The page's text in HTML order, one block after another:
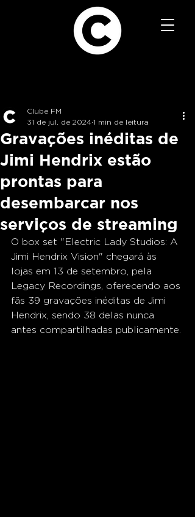
Gravações inéditas de
Jimi Hendrix estão
prontas para
desembarcar nos
serviços de streaming
Clube FM
31 de jul. de 2024 1 min de leitura
O box set "Electric Lady Studios: A
Jimi Hendrix Vision" chegará às
lojas em 13 de setembro, pela
Legacy Recordings, oferecendo aos
fãs 39 gravações inéditas de Jimi
Hendrix, sendo 38 delas nunca
antes compartilhadas publicamente.